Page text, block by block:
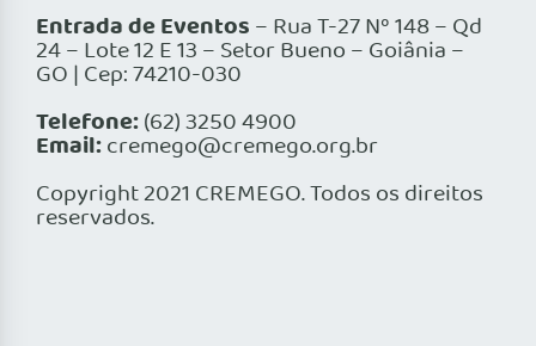
Entrada de Eventos – Rua T-27 Nº 148 – Qd
24 – Lote 12 E 13 – Setor Bueno – Goiânia –
GO | Cep: 74210-030
Telefone:(62) 3250 4900
Email:cremego@cremego.org.br
Copyright 2021 CREMEGO. Todos os direitos
reservados.